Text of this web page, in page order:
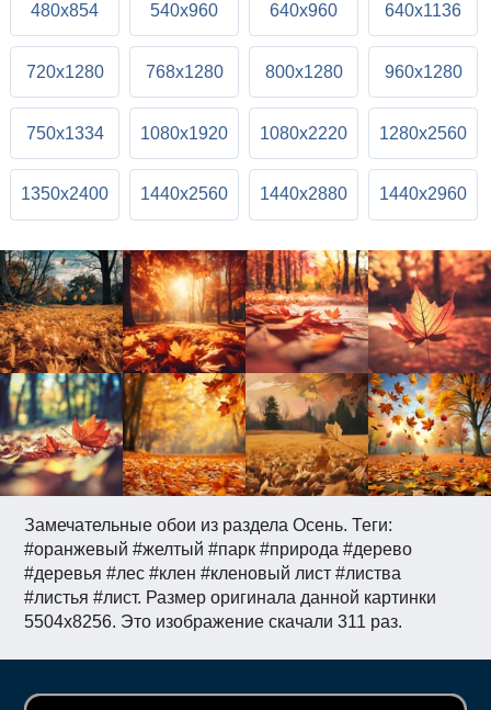
Замечательные обои из раздела Осень. Теги:
#оранжевый #желтый #парк #природа #дерево
#деревья #лес #клен #кленовый лист #листва
#листья #лист. Размер оригинала данной картинки
5504x8256. Это изображение скачали 311 раз.
480x854 540x960 640x960 640x1136
720x1280 768x1280 800x1280 960x1280
750x1334 1080x1920 1080x2220 1280x2560
1350x2400 1440x2560 1440x2880 1440x2960